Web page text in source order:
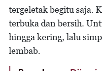
tergeletak begitu saja.
terbuka dan bersih.
hingga kering, lalu
lembab.